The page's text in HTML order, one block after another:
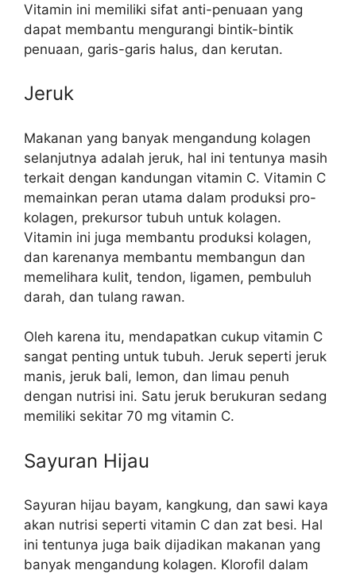
Vitamin ini memiliki sifat anti-penuaan yang
dapat membantu mengurangi bintik-bintik
penuaan, garis-garis halus, dan kerutan.
Jeruk
Makanan yang banyak mengandung kolagen
selanjutnya adalah jeruk, hal ini tentunya masih
terkait dengan kandungan vitamin C. Vitamin C
memainkan peran utama dalam produksi pro-
kolagen, prekursor tubuh untuk kolagen.
Vitamin ini juga membantu produksi kolagen,
dan karenanya membantu membangun dan
memelihara kulit, tendon, ligamen, pembuluh
darah, dan tulang rawan.
Oleh karena itu, mendapatkan cukup vitamin C
sangat penting untuk tubuh. Jeruk seperti jeruk
manis, jeruk bali, lemon, dan limau penuh
dengan nutrisi ini. Satu jeruk berukuran sedang
memiliki sekitar 70 mg vitamin C.
Sayuran Hijau
Sayuran hijau bayam, kangkung, dan sawi kaya
akan nutrisi seperti vitamin C dan zat besi. Hal
ini tentunya juga baik dijadikan makanan yang
banyak mengandung kolagen. Klorofil dalam